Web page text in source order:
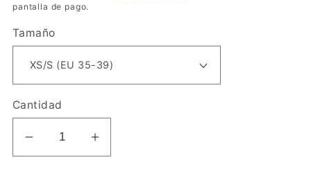
pantalla de pago.
Tamaño
Cantidad
Reducir
Aumentar